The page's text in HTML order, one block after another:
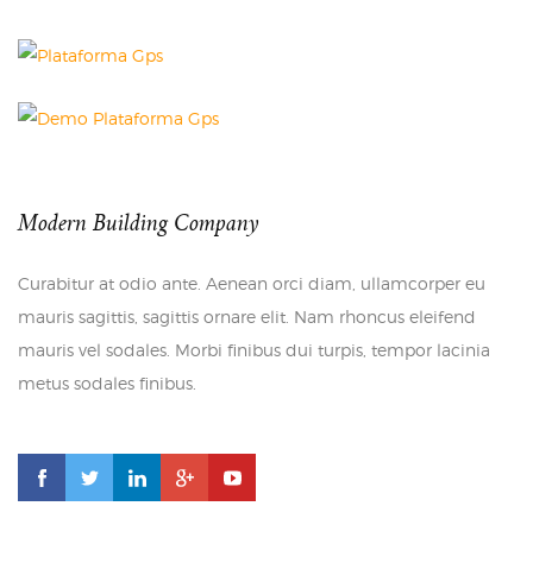
Modern Building Company
Curabitur at odio ante. Aenean orci diam, ullamcorper eu
mauris sagittis, sagittis ornare elit. Nam rhoncus eleifend
mauris vel sodales. Morbi finibus dui turpis, tempor lacinia
metus sodales finibus.